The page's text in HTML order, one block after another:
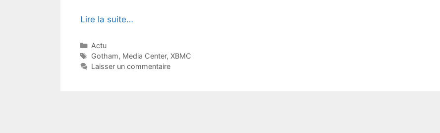
Lire la suite…
Catégories
Actu
Étiquettes
Gotham, Media Center, XBMC
Laisser un commentaire